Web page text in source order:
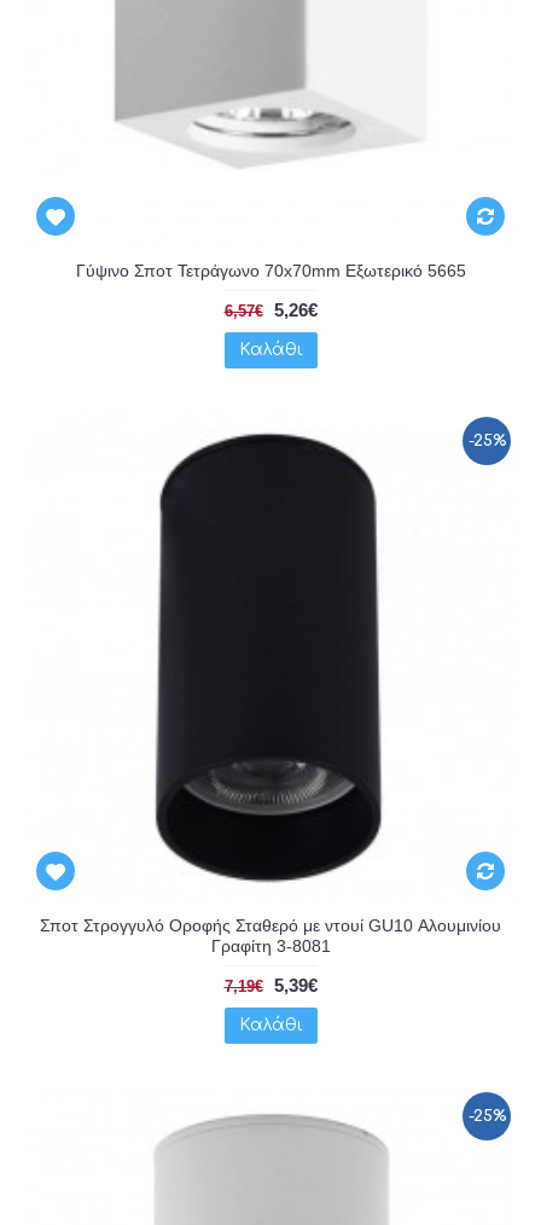
Γύψινο Σποτ Τετράγωνο 70x70mm Εξωτερικό 5665
6,57€ 5,26€
Καλάθι
-25%
Σποτ Στρογγυλό Οροφής Σταθερό με ντουί GU10 Αλουμινίου
Γραφίτη 3-8081
7,19€ 5,39€
Καλάθι
-25%